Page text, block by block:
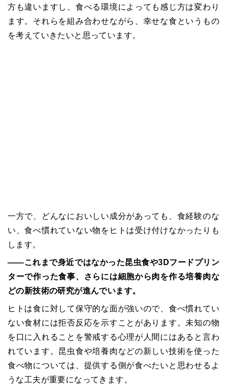
方も違いますし、食べる環境によっても感じ方は変わり
ます。それらを組み合わせながら、幸せな食というもの
を考えていきたいと思っています。
一方で、どんなにおいしい成分があっても、食経験のな
い、食べ慣れていない物をヒトは受け付けなかったりも
します。
――これまで身近ではなかった昆虫食や3Dフードプリン
ターで作った食事、さらには細胞から肉を作る培養肉な
どの新技術の研究が進んでいます。
ヒトは食に対して保守的な面が強いので、食べ慣れてい
ない食材には拒否反応を示すことがあります。未知の物
を口に入れることを警戒する心理が人間にはあると言わ
れています。昆虫食や培養肉などの新しい技術を使った
食べ物については、提供する側が食べたいと思わせるよ
うな工夫が重要になってきます。